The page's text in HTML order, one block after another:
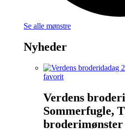
Se alle mønstre
Nyheder
favorit
Verdens
Sommerfugle,
broderimønster